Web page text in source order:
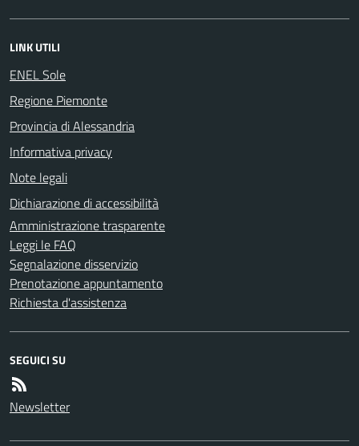
LINK UTILI
ENEL Sole
Regione Piemonte
Provincia di Alessandria
Informativa privacy
Note legali
Dichiarazione di accessibilità
Amministrazione trasparente
Leggi le FAQ
Segnalazione disservizio
Prenotazione appuntamento
Richiesta d'assistenza
SEGUICI SU
Newsletter